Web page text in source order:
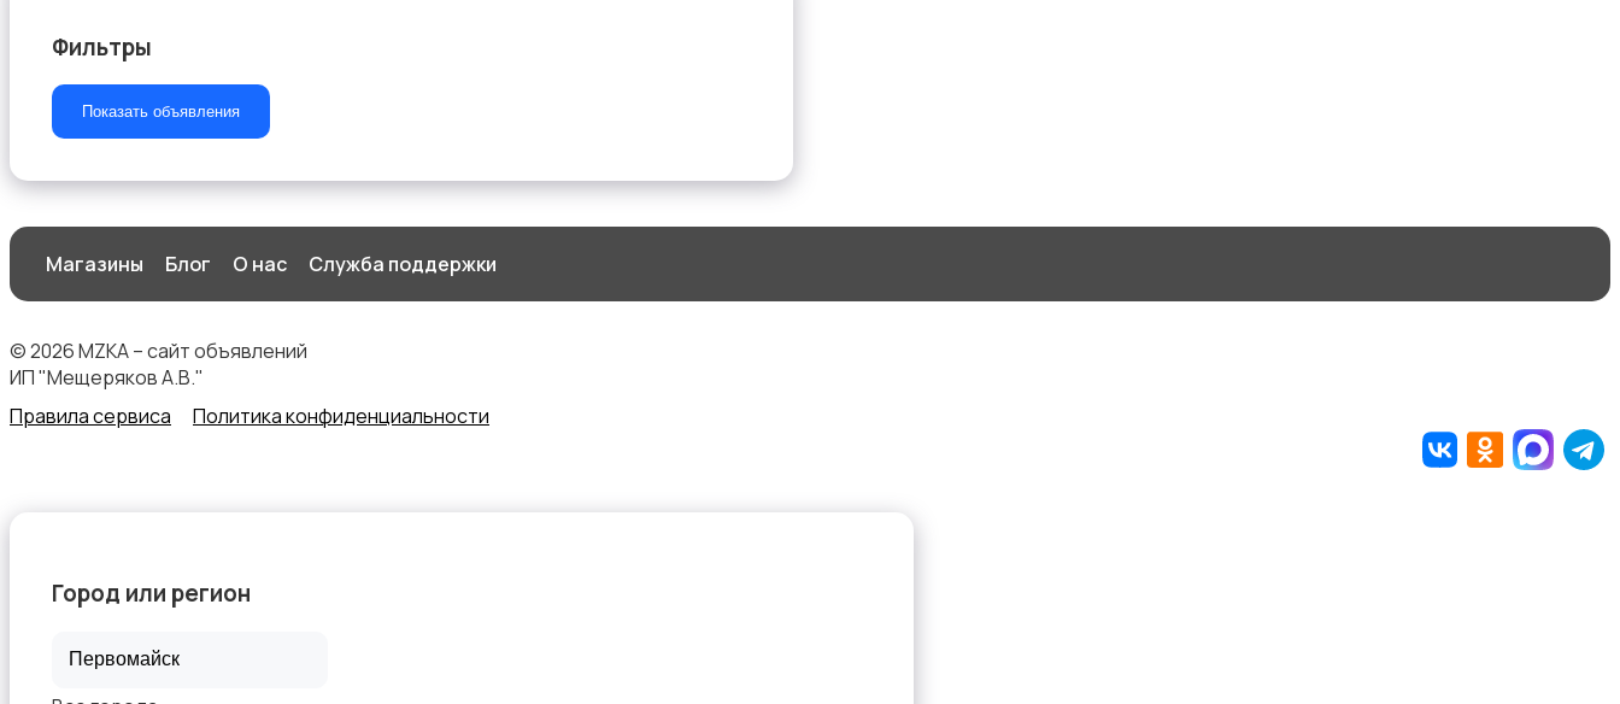
Свитеры и толстовки
Фильтры
Показать объявления
Магазины Блог О нас Служба поддержки
© 2026 MZKA – сайт объявлений
ИП "Мещеряков А.В."
Правила сервиса
Политика конфиденциальности
Город или регион